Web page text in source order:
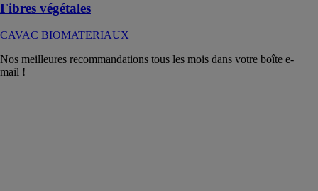
Fibres végétales
CAVAC BIOMATERIAUX
Nos meilleures recommandations tous les mois dans votre boîte e-
mail !